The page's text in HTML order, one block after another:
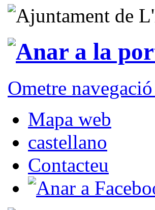
Ometre
Mapa web
castellano
Contacteu